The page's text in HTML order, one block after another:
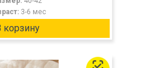
3-6 мес